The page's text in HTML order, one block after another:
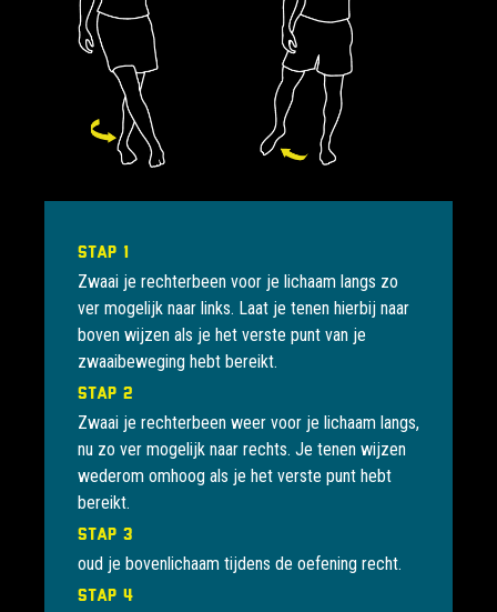
Stap 1
Zwaai je rechterbeen voor je lichaam langs zo
ver mogelijk naar links. Laat je tenen hierbij naar
boven wijzen als je het verste punt van je
zwaaibeweging hebt bereikt.
Stap 2
Zwaai je rechterbeen weer voor je lichaam langs,
nu zo ver mogelijk naar rechts. Je tenen wijzen
wederom omhoog als je het verste punt hebt
bereikt.
Stap 3
oud je bovenlichaam tijdens de oefening recht.
Stap 4